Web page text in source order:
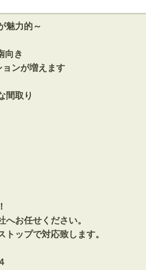
魅力的～
向き
ンが増えます
間取り
お任せください。
ップで対応致します。